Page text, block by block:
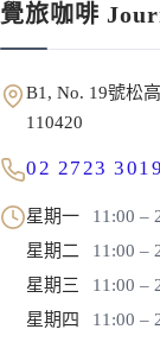
覺旅咖啡
B1, No. 19號松
110420
02 2723 3019
星期一
11:00 –
星期二
11:00 –
星期三
11:00 –
星期四
11:00 –